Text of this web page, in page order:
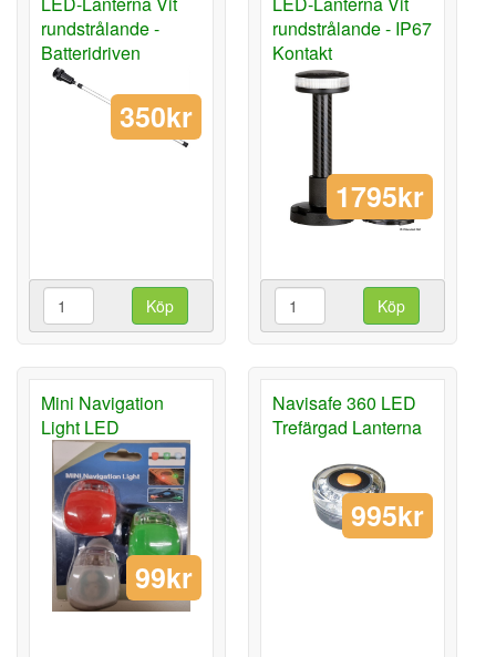
rundstrålande -
Batteridriven
350kr
Köp
rundstrålande - IP67
Kontakt
1795kr
Köp
Mini Navigation
Light LED
99kr
Navisafe 360 LED
Trefärgad Lanterna
995kr